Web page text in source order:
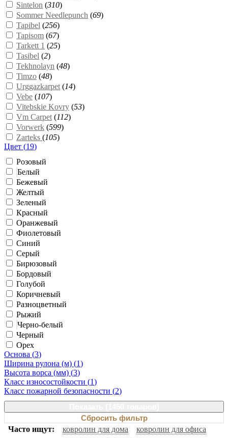
Sintelon (310)
Sommer Needlepunch (69)
Tapibel (256)
Tapisom (67)
Tarkett 1 (25)
Tasibel (2)
Tekhnolayn (48)
Timzo (48)
Urggazkarpet (14)
Vebe (107)
Vitebskie Kovry (53)
Vm Carpet (112)
Vorwerk (599)
Zarteks (105)
Цвет (19)
Розовый
Белый
Бежевый
Желтый
Зеленый
Красный
Оранжевый
Фиолетовый
Синий
Серый
Бирюзовый
Бордовый
Голубой
Коричневый
Разноцветный
Рыжий
Черно-белый
Черный
Орех
Основа (3)
Ширина рулона (м) (1)
Высота ворса (мм) (3)
Класс износостойкости (1)
Класс пожарной безопасности (2)
Сбросить фильтр
Часто ищут:
ковролин для дома
ковролин для офиса